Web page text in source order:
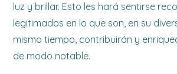
luz y brillar. Esto les hará sentirse
legitimados en lo que son, en su
mismo tiempo, contribuirán y
de modo notable.